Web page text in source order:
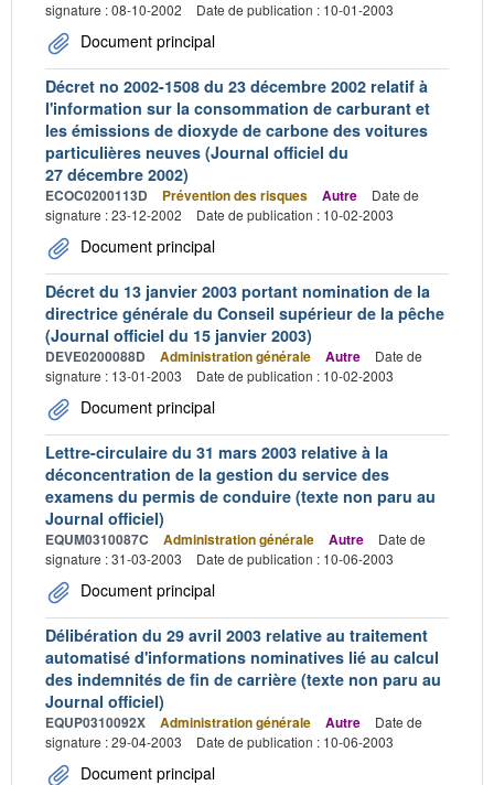
signature : 08-10-2002 Date de publication : 10-01-2003
Document principal
Décret no 2002-1508 du 23 décembre 2002 relatif à
l'information sur la consommation de carburant et
les émissions de dioxyde de carbone des voitures
particulières neuves (Journal officiel du
27 décembre 2002)
ECOC0200113D Prévention des risques Autre
Date de
signature : 23-12-2002
Date de publication : 10-02-2003
Document principal
Décret du 13 janvier 2003 portant nomination de la
directrice générale du Conseil supérieur de la pêche
(Journal officiel du 15 janvier 2003)
DEVE0200088D Administration générale Autre
Date de
signature : 13-01-2003
Date de publication : 10-02-2003
Document principal
Lettre-circulaire du 31 mars 2003 relative à la
déconcentration de la gestion du service des
examens du permis de conduire (texte non paru au
Journal officiel)
EQUM0310087C Administration générale Autre
Date de
signature : 31-03-2003
Date de publication : 10-06-2003
Document principal
Délibération du 29 avril 2003 relative au traitement
automatisé d'informations nominatives lié au calcul
des indemnités de fin de carrière (texte non paru au
Journal officiel)
EQUP0310092X Administration générale Autre
Date de
signature : 29-04-2003
Date de publication : 10-06-2003
Document principal